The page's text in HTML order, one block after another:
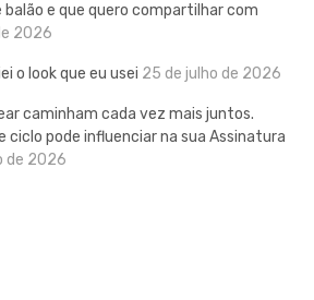
balão e que quero compartilhar com
2026
o look que eu usei 25 de julho de 2026
caminham cada vez mais juntos.
ciclo pode influenciar na sua Assinatura
de 2026